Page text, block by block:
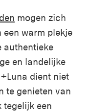
mogen zich
een warm plekje
authentieke
en landelijke
dient niet
te genieten van
tegelijk een